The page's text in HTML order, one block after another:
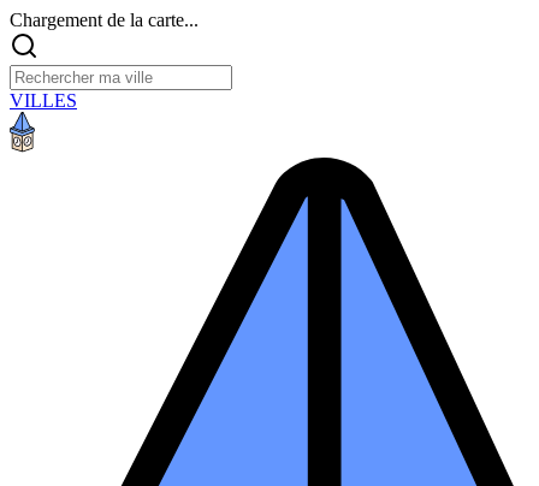
Chargement de la carte...
VILLES